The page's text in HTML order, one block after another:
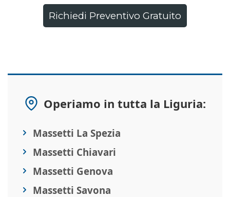
Richiedi Preventivo Gratuito
Operiamo in tutta la Liguria:
Massetti La Spezia
Massetti Chiavari
Massetti Genova
Massetti Savona